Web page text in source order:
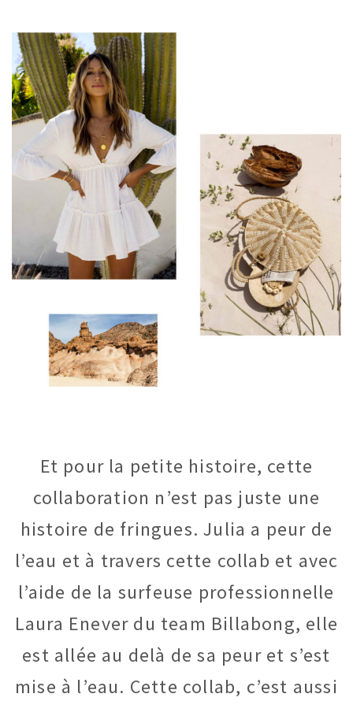
Et pour la petite histoire, cette
collaboration n’est pas juste une
histoire de fringues. Julia a peur de
l’eau et à travers cette collab et avec
l’aide de la surfeuse professionnelle
Laura Enever du team Billabong, elle
est allée au delà de sa peur et s’est
mise à l’eau. Cette collab, c’est aussi